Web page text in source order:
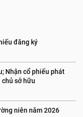
đăng ký
Nhận cổ phiếu phát
chủ sở hữu
niên năm 2026